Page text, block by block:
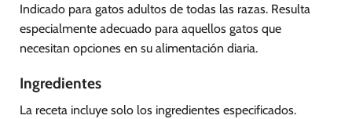
Indicado para gatos adultos de todas las razas. Resulta
especialmente adecuado para aquellos gatos que
necesitan opciones en su alimentación diaria.
Ingredientes
La receta incluye solo los ingredientes especificados.